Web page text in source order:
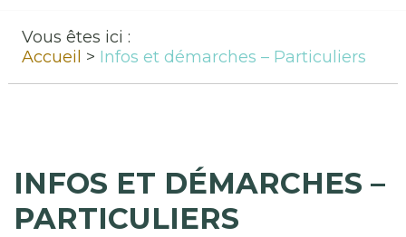
Vous êtes ici :
Accueil
Infos et démarches – Particuliers
INFOS ET DÉMARCHES –
PARTICULIERS